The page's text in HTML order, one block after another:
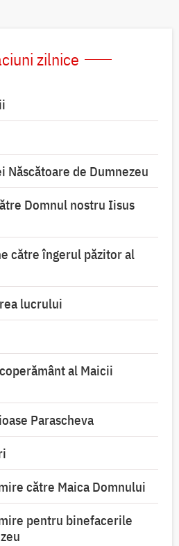
zilnice
Născătoare de Dumnezeu
Domnul nostru Iisus
către îngerul păzitor al
lucrului
al Maicii
Parascheva
către Maica Domnului
pentru binefacerile